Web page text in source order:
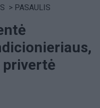
> PASAULIS
privertė